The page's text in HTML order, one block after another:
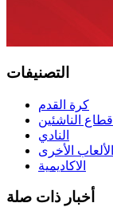
التصنيفات
كرة القدم
قطاع الناشئين
النادي
الألعاب الأخرى
الاكاديمية
أخبار ذات صلة